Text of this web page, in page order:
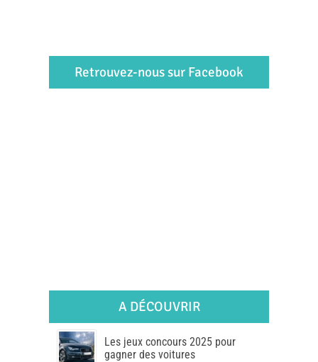
Retrouvez-nous sur Facebook
A DÉCOUVRIR
Les jeux concours 2025 pour
gagner des voitures